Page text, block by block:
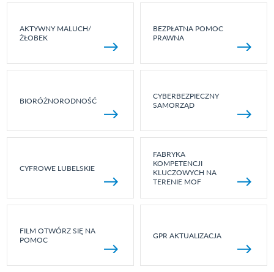
AKTYWNY MALUCH/
ŻŁOBEK
BEZPŁATNA POMOC
PRAWNA
BIORÓŻNORODNOŚĆ
CYBERBEZPIECZNY
SAMORZĄD
CYFROWE LUBELSKIE
FABRYKA
KOMPETENCJI
KLUCZOWYCH NA
TERENIE MOF
FILM OTWÓRZ SIĘ NA
POMOC
GPR AKTUALIZACJA